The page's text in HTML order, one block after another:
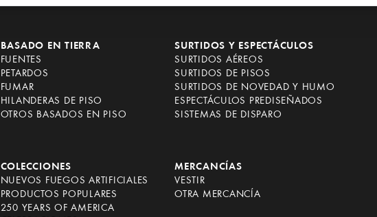
BASADO EN TIERRA
FUENTES
PETARDOS
FUMAR
HILANDERAS DE PISO
OTROS BASADOS EN PISO
SURTIDOS Y ESPECTÁCULOS
SURTIDOS AÉREOS
SURTIDOS DE PISOS
SURTIDOS DE NOVEDAD Y HUMO
ESPECTÁCULOS PREDISEÑADOS
SISTEMAS DE DISPARO
COLECCIONES
NUEVOS FUEGOS ARTIFICIALES
PRODUCTOS POPULARES
250 YEARS OF AMERICA
MERCANCÍAS
VESTIR
OTRA MERCANCÍA